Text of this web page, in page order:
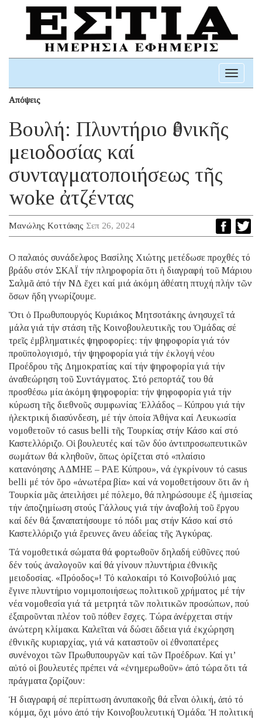
Toggle
Απόψεις
Βουλή: Πλυντήριο ἐθνικῆς
μειοδοσίας καί
συνταγματοποιήσεως τῆς
woke ἀτζέντας
Μανώλης Κοττάκης Σεπ 26, 2024
O παλαιός συνάδελφος Βασίλης Χιώτης μετέδωσε προχθές τό
βράδυ στόν ΣΚΑΪ τήν πληροφορία ὅτι ἡ διαγραφή τοῦ Μάριου
Σαλμᾶ ἀπό τήν ΝΔ ἔχει καί μιά ἀκόμη ἀθέατη πτυχή πλήν τῶν
ὅσων ἤδη γνωρίζουμε.
Ὅτι ὁ Πρωθυπουργός Κυριάκος Μητσοτάκης ἀνησυχεῖ τά
μάλα γιά τήν στάση τῆς Κοινοβουλευτικῆς του Ὁμάδας σέ
τρεῖς ἐμβληματικές ψηφοφορίες: τήν ψηφοφορία γιά τόν
προϋπολογισμό, τήν ψηφοφορία γιά τήν ἐκλογή νέου
Προέδρου τῆς Δημοκρατίας καί τήν ψηφοφορία γιά τήν
ἀναθεώρηση τοῦ Συντάγματος. Στό ρεπορτάζ του θά
προσθέσω μία ἀκόμη ψηφοφορία: τήν ψηφοφορία γιά τήν
κύρωση τῆς διεθνοῦς συμφωνίας Ἑλλάδος – Κύπρου γιά τήν
ἠλεκτρική διασύνδεση, μέ τήν ὁποία Ἀθήνα καί Λευκωσία
νομοθετοῦν τό casus belli τῆς Τουρκίας στήν Κάσο καί στό
Καστελλόριζο. Οἱ βουλευτές καί τῶν δύο ἀντιπροσωπευτικῶν
σωμάτων θά κληθοῦν, ὅπως ὁρίζεται στό «πλαίσιο
κατανόησης ΑΔΜΗΕ – ΡΑΕ Κύπρου», νά ἐγκρίνουν τό casus
belli μέ τόν ὅρο «ἀνωτέρα βία» καί νά νομοθετήσουν ὅτι ἄν ἡ
Τουρκία μᾶς ἀπειλήσει μέ πόλεμο, θά πληρώσουμε ἐξ ἡμισείας
τήν ἀποζημίωση στούς Γάλλους γιά τήν ἀναβολή τοῦ ἔργου
καί δέν θά ξαναπατήσουμε τό πόδι μας στήν Κάσο καί στό
Καστελλόριζο γιά ἔρευνες ἄνευ ἀδείας τῆς Ἀγκύρας.
Τά νομοθετικά σώματα θά φορτωθοῦν δηλαδή εὐθῦνες πού
δέν τούς ἀναλογοῦν καί θά γίνουν πλυντήρια ἐθνικῆς
μειοδοσίας. «Πρόοδος»! Τό καλοκαίρι τό Κοινοβούλιό μας
ἔγινε πλυντήριο νομιμοποιήσεως πολιτικοῦ χρήματος μέ τήν
νέα νομοθεσία γιά τά μετρητά τῶν πολιτικῶν προσώπων, πού
ἐξαιροῦνται πλέον τοῦ πόθεν ἔσχες. Τώρα ἀνέρχεται στήν
ἀνώτερη κλίμακα. Καλεῖται νά δώσει ἄδεια γιά ἐκχώρηση
ἐθνικῆς κυριαρχίας, γιά νά καταστοῦν οἱ ἐθνοπατέρες
συνένοχοι τῶν Πρωθυπουργῶν καί τῶν Προέδρων. Καί γι’
αὐτό οἱ βουλευτές πρέπει νά «ἐνημερωθοῦν» ἀπό τώρα ὅτι τά
πράγματα ζορίζουν:
Ἡ διαγραφή σέ περίπτωση ἀνυπακοῆς θά εἶναι ὁλική, ἀπό τό
κόμμα, ὄχι μόνο ἀπό τήν Κοινοβουλευτική Ὁμάδα. Ἡ πολιτική